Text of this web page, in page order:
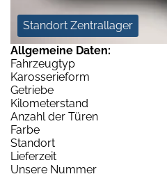
Standort Zentrallager
Allgemeine Daten:
Fahrzeugtyp
Karosserieform
Getriebe
Kilometerstand
Anzahl der Türen
Farbe
Standort
Lieferzeit
Unsere Nummer